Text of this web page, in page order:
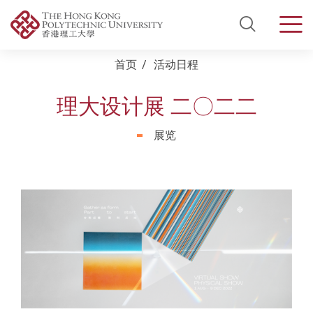
Open
首页 活动日程
理大设计展 二〇二二
展览